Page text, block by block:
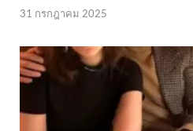
31 กรกฎาคม 2025